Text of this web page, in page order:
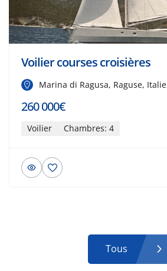
Voilier courses croisières
Marina di Ragusa, Raguse, Italie
260 000€
Voilier Chambres: 4
Tous